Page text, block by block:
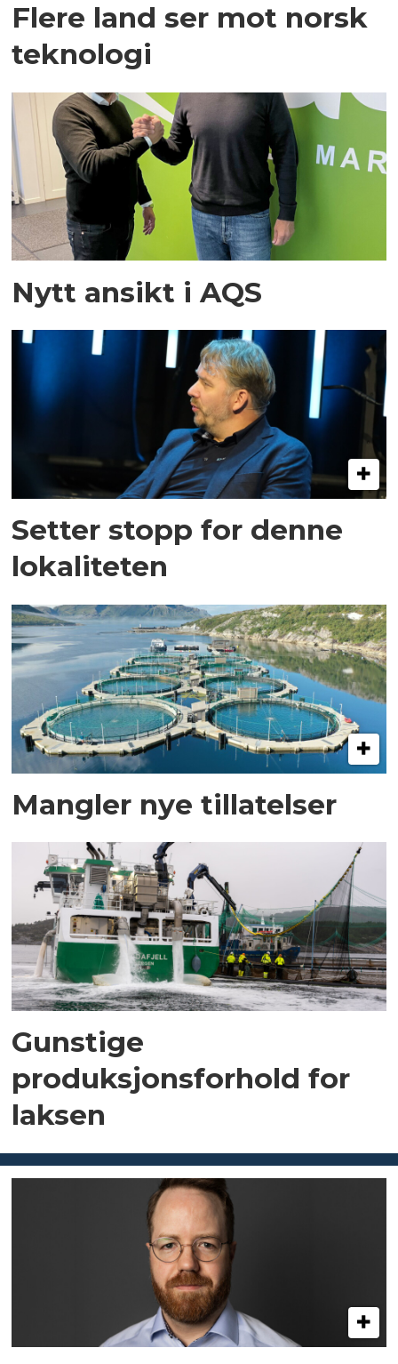
Flere land ser mot norsk
teknologi
Nytt ansikt i AQS
Setter stopp for denne
lokaliteten
Mangler nye tillatelser
Gunstige
produksjonsforhold for
laksen